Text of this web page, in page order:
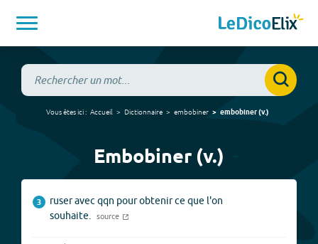
Vous êtes ici : Accueil Dictionnaire embobiner embobiner(v.)
Embobiner (v.)
3
ruser avec qqn pour obtenir ce que l'on
souhaite.
source